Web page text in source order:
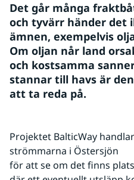
Det går många
och tyvärr händer det
ämnen, exempelvis
Om oljan når land
och kostsamma
stannar till havs är
att ta reda på.
Projektet BalticWay
strömmarna i Östersjön
för att se om det finns